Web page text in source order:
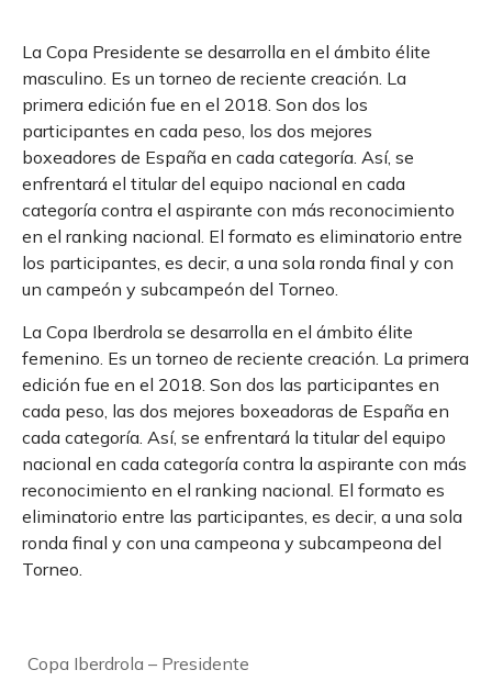
La Copa Presidente se desarrolla en el ámbito élite
masculino. Es un torneo de reciente creación. La
primera edición fue en el 2018. Son dos los
participantes en cada peso, los dos mejores
boxeadores de España en cada categoría. Así, se
enfrentará el titular del equipo nacional en cada
categoría contra el aspirante con más reconocimiento
en el ranking nacional. El formato es eliminatorio entre
los participantes, es decir, a una sola ronda final y con
un campeón y subcampeón del Torneo.
La Copa Iberdrola se desarrolla en el ámbito élite
femenino. Es un torneo de reciente creación. La primera
edición fue en el 2018. Son dos las participantes en
cada peso, las dos mejores boxeadoras de España en
cada categoría. Así, se enfrentará la titular del equipo
nacional en cada categoría contra la aspirante con más
reconocimiento en el ranking nacional. El formato es
eliminatorio entre las participantes, es decir, a una sola
ronda final y con una campeona y subcampeona del
Torneo.
Copa Iberdrola – Presidente